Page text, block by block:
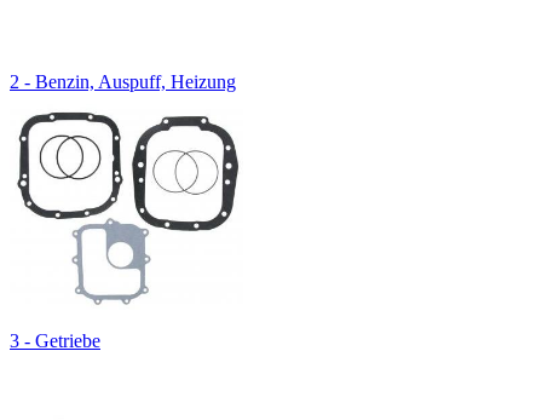
2 - Benzin, Auspuff, Heizung
3 - Getriebe